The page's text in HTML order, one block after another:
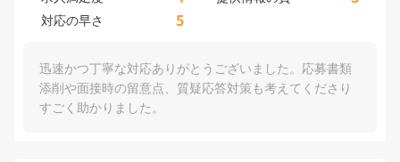
対応の早さ 5
迅速かつ丁寧な対応ありがとうございました。応募書類
添削や面接時の留意点、質疑応答対策も考えてくださり
すごく助かりました。